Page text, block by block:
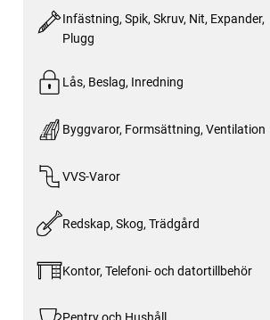
Infästning, Spik, Skruv, Nit, Expander,
Plugg
Lås, Beslag, Inredning
Byggvaror, Formsättning, Ventilation
VVS-Varor
Redskap, Skog, Trädgård
Kontor, Telefoni- och datortillbehör